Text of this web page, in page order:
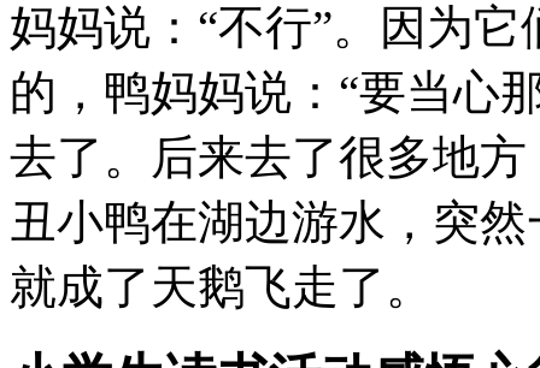
妈妈说：“不行”。因为
的，鸭妈妈说：“要当心
去了。后来去了很多地
丑小鸭在湖边游水，突
就成了天鹅飞走了。